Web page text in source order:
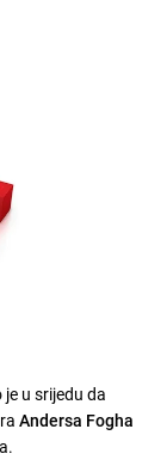
u srijedu da
Andersa Fogha